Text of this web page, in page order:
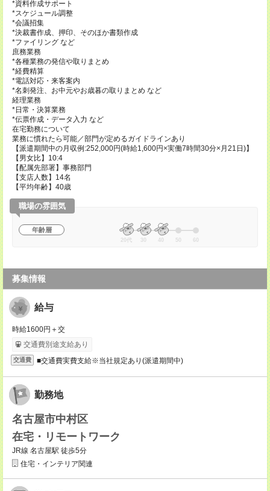
*資料作成サポート
*スケジュール調整
*会議招集
*決裁書作成、押印、そのほか書類作成
*ファイリング など
庶務業務
*各種業務の発信や取りまとめ
*経費精算
*電話対応・来客案内
*名刺発注、お中元やお歳暮の取りまとめ など
経理業務
*日常・決算業務
*伝票作成・データ入力 など
在宅勤務について
業務に慣れたら可能／部門が定めるガイドラインあり
【派遣期間中の月収例:252,000円(時給1,600円×実働7時間30分×月21日)】
【男女比】10:4
【配属先部署】事務部門
【支店人数】14名
【平均年齢】40歳
職場の雰囲気
年齢層
20代 30 40 50 60
募集情報
給与
時給1600円＋交
交通費別途支給あり
交通費 ■交通費実費支給※当社規定あり(派遣期間中)
勤務地
名古屋市中村区
在宅・リモートワーク
JR線 名古屋駅 徒歩5分
住宅・インテリア関連